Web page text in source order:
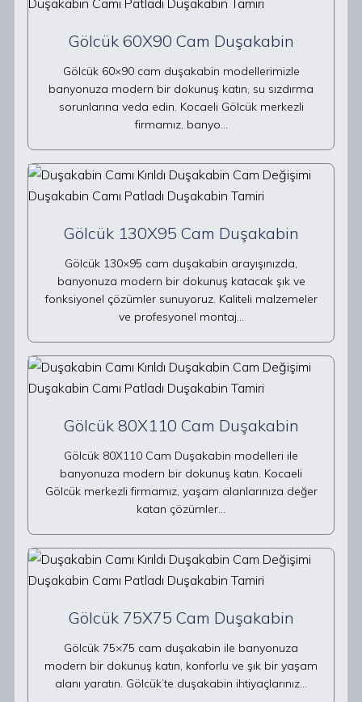
Gölcük 60X90 Cam Duşakabin
Gölcük 60×90 cam duşakabin modellerimizle
banyonuza modern bir dokunuş katın, su sızdırma
sorunlarına veda edin. Kocaeli Gölcük merkezli
firmamız, banyo…
Gölcük 130X95 Cam Duşakabin
Gölcük 130×95 cam duşakabin arayışınızda,
banyonuza modern bir dokunuş katacak şık ve
fonksiyonel çözümler sunuyoruz. Kaliteli malzemeler
ve profesyonel montaj…
Gölcük 80X110 Cam Duşakabin
Gölcük 80X110 Cam Duşakabin modelleri ile
banyonuza modern bir dokunuş katın. Kocaeli
Gölcük merkezli firmamız, yaşam alanlarınıza değer
katan çözümler…
Gölcük 75X75 Cam Duşakabin
Gölcük 75×75 cam duşakabin ile banyonuza
modern bir dokunuş katın, konforlu ve şık bir yaşam
alanı yaratın. Gölcük’te duşakabin ihtiyaçlarınız…